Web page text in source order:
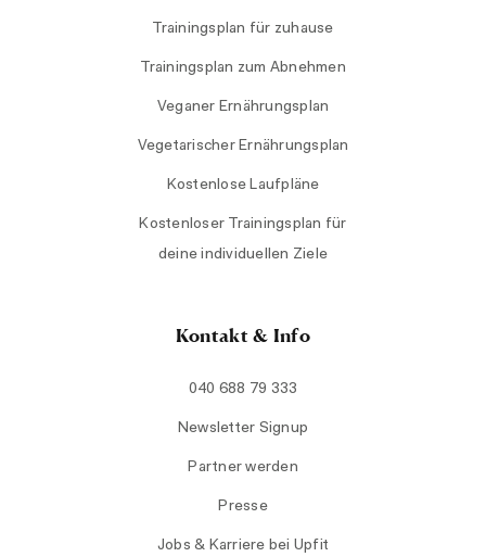
Trainingsplan für zuhause
Trainingsplan zum Abnehmen
Veganer Ernährungsplan
Vegetarischer Ernährungsplan
Kostenlose Laufpläne
Kostenloser Trainingsplan für
deine individuellen Ziele
Kontakt & Info
040 688 79 333
Newsletter Signup
Partner werden
Presse
Jobs & Karriere bei Upfit